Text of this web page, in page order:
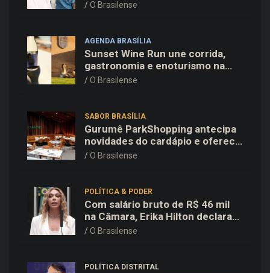
Família e Comunidade na Fiocruz
O Brasilense
AGENDA BRASÍLIA
Sunset Wine Run une corrida,
gastronomia e enoturismo na
Vinícola Brasília
O Brasilense
SABOR BRASÍLIA
Gurumê ParkShopping antecipa
novidades do cardápio e oferece
25% de desconto no delivery
O Brasilense
POLÍTICA & PODER
Com salário bruto de R$ 46 mil
na Câmara, Erika Hilton declara
patrimônio de R$ 15,9 mil ao TSE
O Brasilense
POLÍTICA DISTRITAL